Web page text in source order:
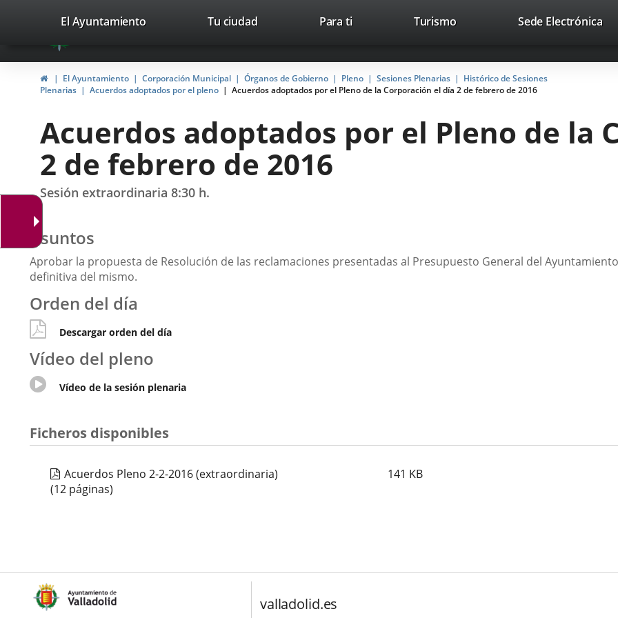
Portal
Web
del
Ayuntamiento
Valladolid
avaTop Trabaja con nosotros Contacto
valladolid.es
El Ayuntamiento Tu ciudad Para ti TurismoEste
abrirá
en
una
nueva.
Sede Electrónica
InicioEl Ayuntamiento Corporación Municipal Órganos de Gobierno Pleno Sesiones Plenarias
Histórico de Sesiones
Plenarias
Acuerdos adoptados por el pleno Acuerdos adoptados por el Pleno de la Corporación el día 2 de febrero de 2016
Acuerdos adoptados por el Pleno de la
2 de febrero de 2016
Sesión extraordinaria 8:30 h.
Asuntos
Aprobar la propuesta de Resolución de las reclamaciones presentadas al Presupuesto General del
definitiva del mismo.
Orden del día
Descargar orden del día
Vídeo del pleno
Vídeo de la sesión plenaria
a
Ficheros disponibles
Acuerdos Pleno 2-2-2016 (extraordinaria) 141 KB
(12 páginas)
valladolid.es